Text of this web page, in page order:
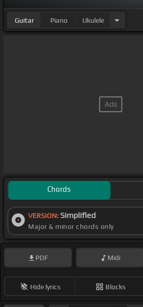
Guitar Piano Ukulele
Chords
VERSION: Simplified
Major & minor chords only
PDF Midi
Hide lyrics Blocks